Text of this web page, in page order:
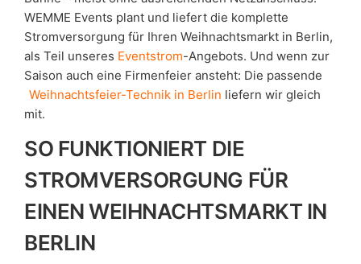
WEMME Events plant und liefert die komplette
Stromversorgung für Ihren Weihnachtsmarkt in Berlin,
als Teil unseres Eventstrom-Angebots. Und wenn zur
Saison auch eine Firmenfeier ansteht: Die passende
Weihnachtsfeier-Technik in Berlin liefern wir gleich
mit.
SO FUNKTIONIERT DIE
STROMVERSORGUNG FÜR
EINEN WEIHNACHTSMARKT IN
BERLIN